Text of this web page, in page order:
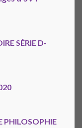
SÉRIE D-
PHILOSOPHIE